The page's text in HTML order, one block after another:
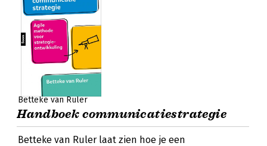
Betteke van Ruler
Handboek communicatiestrategie
Betteke van Ruler laat zien hoe je een